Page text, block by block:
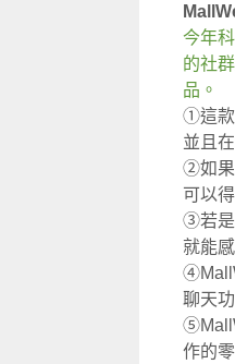
今年
的社
品。
①這款
並且
②如果
可以
③若是
就能
聊天
作的